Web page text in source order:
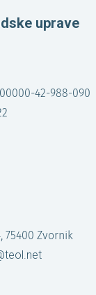
uprave
42-988-090
75400 Zvornik